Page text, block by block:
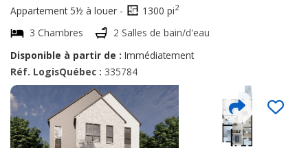
Appartement 5½ à louer -
1300 pi2
3 Chambres
2 Salles de bain/d'eau
Disponible à partir de : Immédiatement
Réf. LogisQuébec : 335784